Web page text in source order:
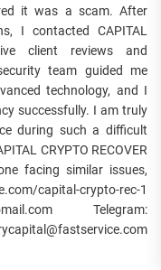
it was a scam. After
I contacted CAPITAL
client reviews and
team guided me
technology, and I
successfully. I am truly
during such a difficult
CRYPTO RECOVER
facing similar issues,
capital-crypto-rec-1
Telegram: